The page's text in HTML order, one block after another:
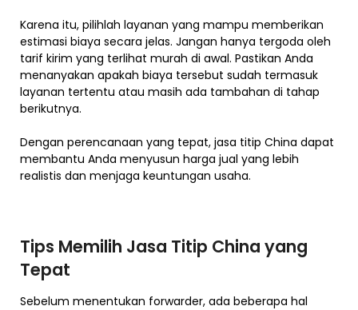
Karena itu, pilihlah layanan yang mampu memberikan
estimasi biaya secara jelas. Jangan hanya tergoda oleh
tarif kirim yang terlihat murah di awal. Pastikan Anda
menanyakan apakah biaya tersebut sudah termasuk
layanan tertentu atau masih ada tambahan di tahap
berikutnya.
Dengan perencanaan yang tepat, jasa titip China dapat
membantu Anda menyusun harga jual yang lebih
realistis dan menjaga keuntungan usaha.
Tips Memilih Jasa Titip China yang
Tepat
Sebelum menentukan forwarder, ada beberapa hal